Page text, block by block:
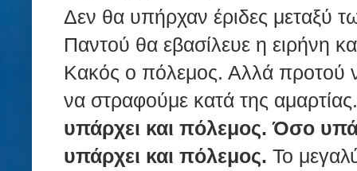
Δεν θα υπήρχαν έριδες μεταξύ
Παντού θα εβασίλευε η ειρήνη
Κακός ο πόλεμος. Αλλά προτού
να στραφούμε κατά της
υπάρχει και πόλεμος. Όσο
υπάρχει και πόλεμος. Το